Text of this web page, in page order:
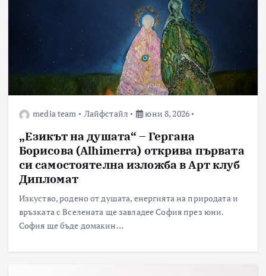
media team Лайфстайл юни 8, 2026
„Езикът на душата“ – Гергана
Борисова (Alhimerra) открива първата
си самостоятелна изложба в Арт клуб
Дипломат
Изкуство, родено от душата, енергията на природата и
връзката с Вселената ще завладее София през юни.
София ще бъде домакин…